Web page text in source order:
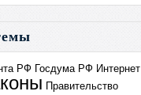
РФ Госдума РФ Интернет
Правительство